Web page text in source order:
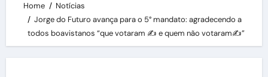
Home
Notícias
Jorge do Futuro avança para o 5° mandato: agradecendo a
todos boavistanos “que votaram ✍️ e quem não votaram✍️”